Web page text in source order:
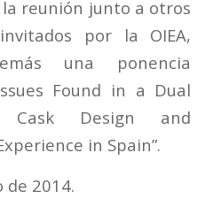
la reunión junto a otros
por la OIEA,
una ponencia
Found in a Dual
Cask Design and
in Spain”.
de 2014.